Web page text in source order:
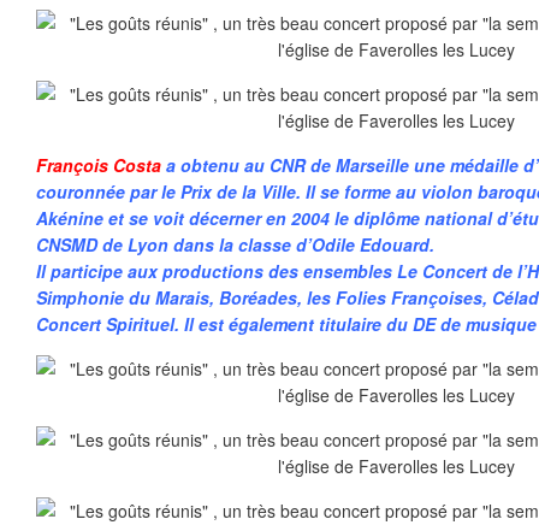
François Costa a obtenu au CNR de Marseille une médaille
couronnée par le Prix de la Ville. Il se forme au violon
Akénine et se voit décerner en 2004 le diplôme national
CNSMD de Lyon dans la classe d’Odile Edouard.
Il participe aux productions des ensembles Le Concert de
Simphonie du Marais, Boréades, les Folies Françoises,
Concert Spirituel. Il est également titulaire du DE de